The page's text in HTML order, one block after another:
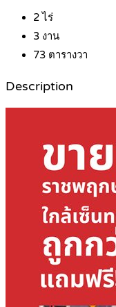
2ไร่
3 งาน
73 ตารางวา
Description